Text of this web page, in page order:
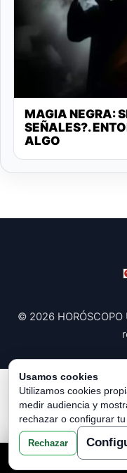
MAGIA NEGRA:
SEÑALES?.
ALGO
© 2026
TU
Política de Privacidad
Cookies
| Términos
Usamos cookies
Utilizamos cookies
medir audiencia y
rechazar o configurar tu
Rechazar